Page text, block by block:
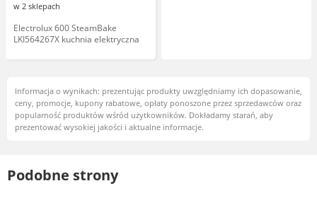
w 2 sklepach
Electrolux 600 SteamBake
LKI564267X kuchnia elektryczna
Informacja o wynikach: prezentując produkty uwzględniamy ich dopasowanie,
ceny, promocje, kupony rabatowe, opłaty ponoszone przez sprzedawców oraz
popularność produktów wśród użytkowników. Dokładamy starań, aby
prezentować wysokiej jakości i aktualne informacje.
Podobne strony